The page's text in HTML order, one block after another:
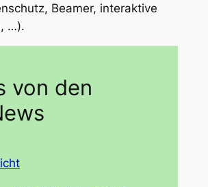
Beamer, interaktive
…).
von den